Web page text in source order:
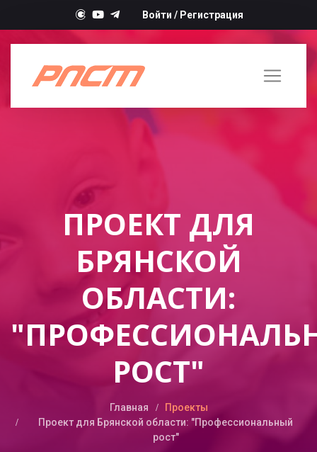
Войти / Регистрация
ПРОЕКТ ДЛЯ
БРЯНСКОЙ
ОБЛАСТИ:
РОСТ"
Главная
Проекты
Проект для Брянской области: "Профессиональный
рост"